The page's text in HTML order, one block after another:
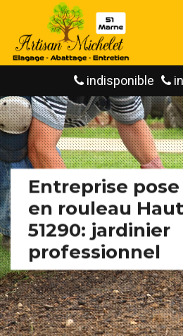
indisponible
Entreprise
en rouleau
51290: jardinier
professionnel